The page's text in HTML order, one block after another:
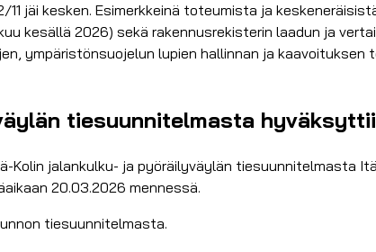
jäi kesken. Esimerkkeinä toteumista ja
kesällä 2026) sekä rakennusrekisterin laadun ja
ympäristönsuojelun lupien hallinnan ja
tiesuunnitelmasta
jalankulku- ja pyöräilyväylän tiesuunnitelmasta
20.03.2026 mennessä.
tiesuunnitelmasta.